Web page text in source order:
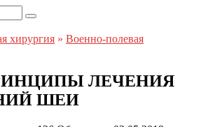
хирургия » Военно-полевая
ЛЕЧЕНИЯ
ШЕИ